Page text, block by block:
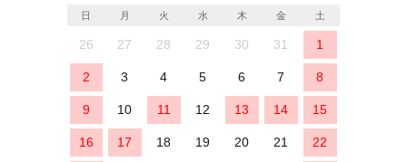
日 月 火 水 木 金 土
26 27 28 29 30 31 1
2 3 4 5 6 7 8
9 10 11 12 13 14 15
16 17 18 19 20 21 22